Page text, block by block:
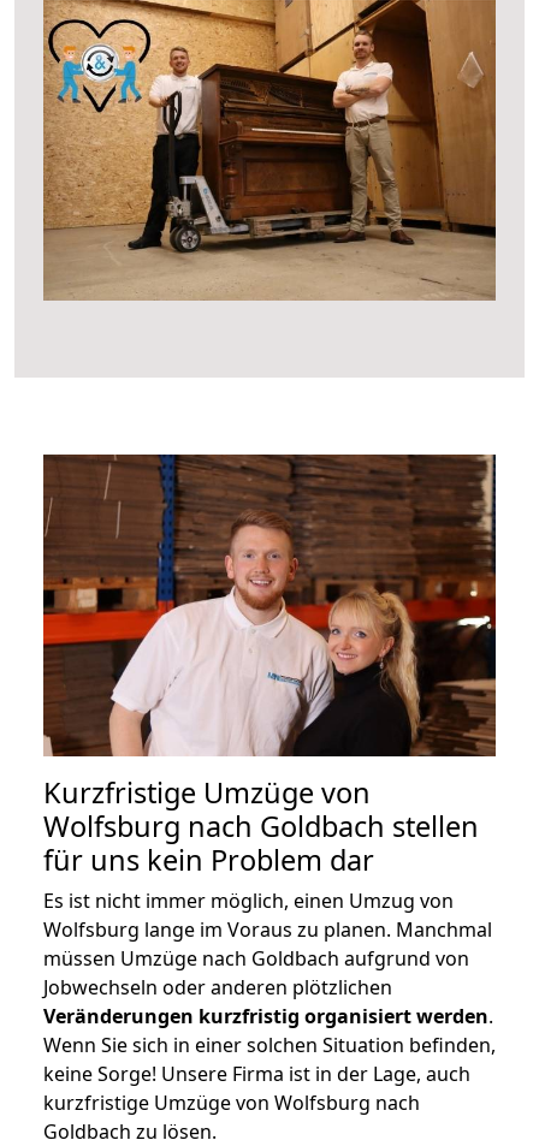
Kurzfristige Umzüge von
Wolfsburg nach Goldbach stellen
für uns kein Problem dar
Es ist nicht immer möglich, einen Umzug von
Wolfsburg lange im Voraus zu planen. Manchmal
müssen Umzüge nach Goldbach aufgrund von
Jobwechseln oder anderen plötzlichen
Veränderungen kurzfristig organisiert werden.
Wenn Sie sich in einer solchen Situation befinden,
keine Sorge! Unsere Firma ist in der Lage, auch
kurzfristige Umzüge von Wolfsburg nach
Goldbach zu lösen.